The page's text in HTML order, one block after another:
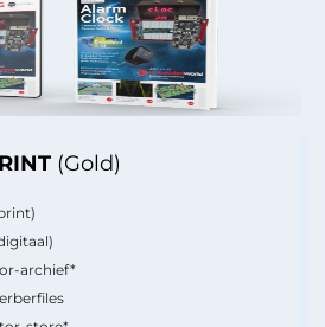
(Gold)
archief*